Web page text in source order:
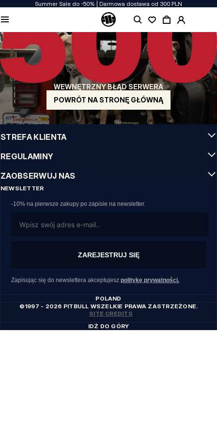
Summer Sale do -50% | Darmowa dostawa od 300 PLN
WEWNĘTRZNY BŁĄD SERWERA
POWRÓT NA STRONĘ GŁÓWNĄ
JAKOŚĆ TO DLA NAS PRIORYTET
Naszą odzież produkujemy z pasją! Nie idziemy na kompromis w kwestiach
wytrzymałości, długowieczności materiałów i dbałości o detal.
US ORIGIN
Nasze korzenie sięgają San Diego z poczatku lat 90-tych XX wieku. Nasz styl jest
surowy, autentyczny i stanowczy.
MARKA Z CHARAKTEREM
Nasze kolekcje wybierają sportowcy, fighterzy i uparci indywidualiści.
INFO
STREFA KLIENTA
REGULAMINY
ZAOBSERWUJ NAS
NEWSLETTER
-10% na pierwsze zakupy po zapisie na newsletter.
ZAREJESTRUJ SIĘ
Zapisując się do newslettera akceptujesz politykę prywatności.
POLAND
©1997 - 2026 PITBULL WSZELKIE PRAWA ZASTRZEŻONE.
SITE CREDITS
IDŹ DO GÓRY